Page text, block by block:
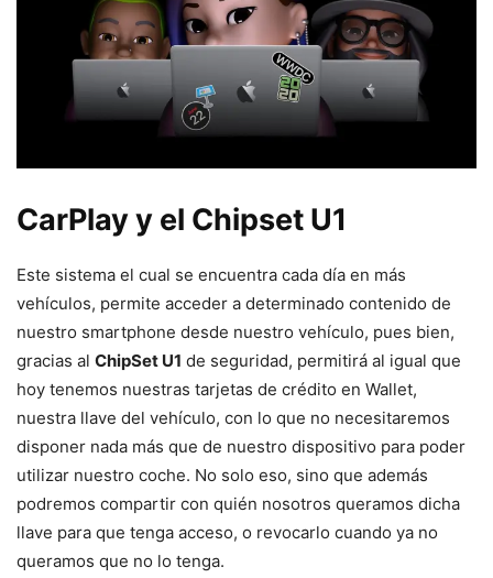
CarPlay y el Chipset U1
Este sistema el cual se encuentra cada día en más
vehículos, permite acceder a determinado contenido de
nuestro smartphone desde nuestro vehículo, pues bien,
gracias al ChipSet U1 de seguridad, permitirá al igual que
hoy tenemos nuestras tarjetas de crédito en Wallet,
nuestra llave del vehículo, con lo que no necesitaremos
disponer nada más que de nuestro dispositivo para poder
utilizar nuestro coche. No solo eso, sino que además
podremos compartir con quién nosotros queramos dicha
llave para que tenga acceso, o revocarlo cuando ya no
queramos que no lo tenga.